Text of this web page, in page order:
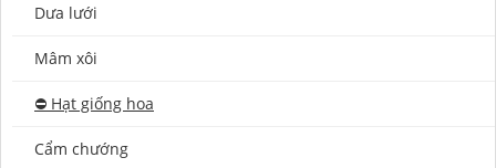
Dưa lưới
Mâm xôi
⛔️ Hạt giống hoa
Cẩm chướng